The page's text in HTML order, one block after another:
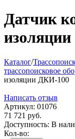
Датчик
Каталог/
трассопоисковое
изоляции ДКИ-100
Написать отзыв
Артикул: 01076
71 721 руб.
Доступность: В
Кол-во: